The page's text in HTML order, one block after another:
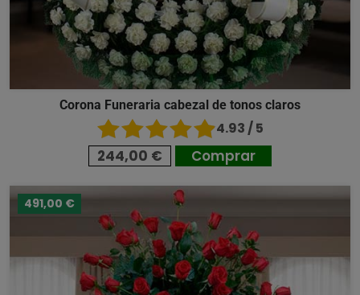
Corona Funeraria cabezal de tonos claros
4.93 / 5
244,00 € Comprar
491,00 €